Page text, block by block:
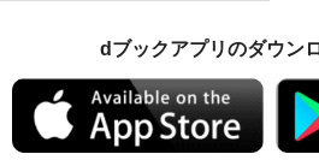
dブックアプリのダウン